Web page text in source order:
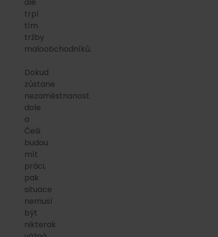
trpí
tím
tržby
maloobchodníků.
Dokud
zůstane
nezaměstnanost
dole
a
Češi
budou
mít
práci,
pak
situace
nemusí
být
nikterak